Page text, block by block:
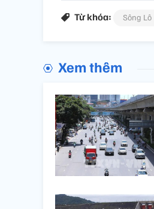
Từ khóa: Sông Lô
Xem thêm